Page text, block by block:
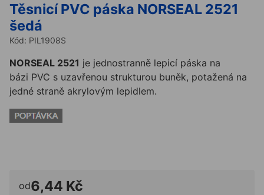
Těsnicí PVC páska NORSEAL 2521
šedá
Kód: PIL1908S
NORSEAL 2521 je jednostranně lepicí páska na
bázi PVC s uzavřenou strukturou buněk, potažená na
jedné straně akrylovým lepidlem.
od6,44 Kč